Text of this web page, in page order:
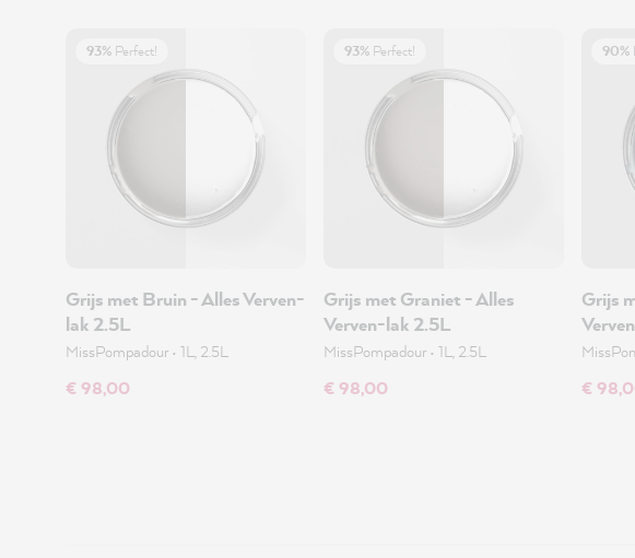
93% Perfect!
Grijs met Bruin - Alles Verven-
lak 2.5L
MissPompadour • 1L, 2.5L
€ 98,00
93% Perfect!
Grijs met Graniet - Alles
Verven-lak 2.5L
MissPompadour • 1L, 2.5L
€ 98,00
90%
Grijs
€